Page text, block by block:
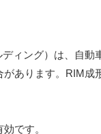
ィング）は、自
あります。RIM成
です。